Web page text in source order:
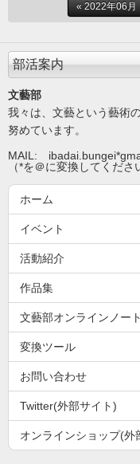
« 2022年06月
部活案内
文藝部
我々は、文藝という藝術
努めています。
MAIL:
（*を＠に変換してくださ
ホーム
イベント
活動紹介
作品集
文藝部オンラインノート
変換ツール
お問い合わせ
Twitter(外部サイト)
オンラインショップ(外